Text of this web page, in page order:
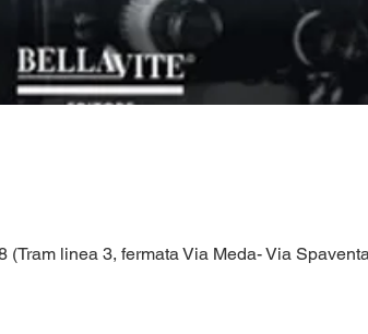
linea 3, fermata Via Meda- Via